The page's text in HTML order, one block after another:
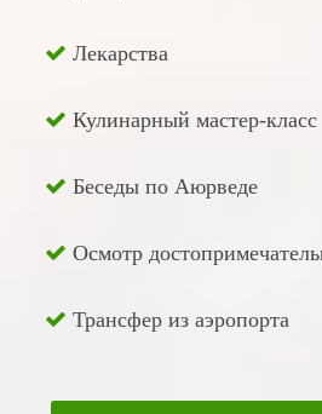
Лекарства
Кулинарный мастер-класс
Беседы по Аюрведе
Осмотр
Трансфер из аэропорта